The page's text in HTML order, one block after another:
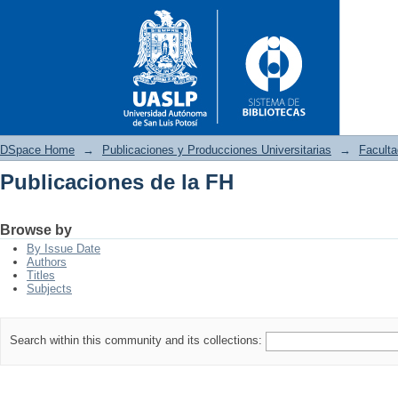
DSpace Home → Publicaciones y Producciones Universitarias →
Publicaciones de la FH
Browse by
By Issue Date
Authors
Titles
Subjects
Search within this community and its collections: